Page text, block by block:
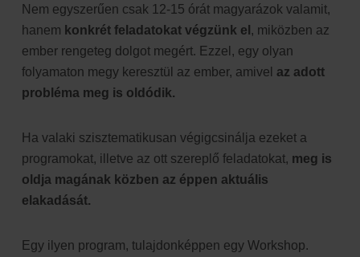
Nem egyszerűen csak 12-15 órát magyarázok valamit,
hanem konkrét feladatokat végzünk el , miközben az
ember rengeteg dolgot megért. Ezzel, egy olyan
folyamaton megy keresztül az ember, amivel az adott
probléma meg is oldódik.
Ha valaki szisztematikusan végigcsinálja ezeket a
programokat, illetve az ott szereplő feladatokat, meg is
oldja magának közben az éppen aktuális
elakadását.
Egy ilyen program, tulajdonképpen egy Workshop.